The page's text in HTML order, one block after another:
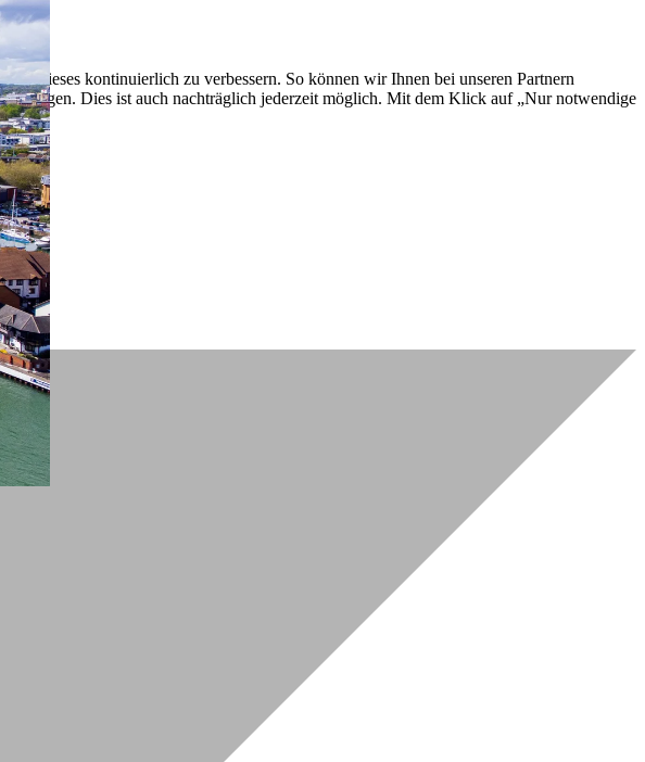
dieses kontinuierlich zu verbessern. So können wir Ihnen bei unseren Partnern
festlegen. Dies ist auch nachträglich jederzeit möglich. Mit dem Klick auf „Nur notwendige